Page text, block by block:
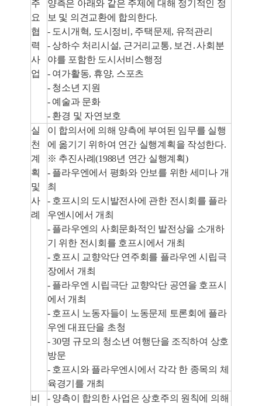
주
요
협
력
사
업
양측은 아래와 같은 주제에 대해 정기적인 정
보 및 의견교환에 합의한다.
- 도시개혁, 도시정비, 주택문제, 유적관리
- 상하수 처리시설, 근거리교통, 보건․사회분
야를 포함한 도시서비스행정
- 여가활동, 휴양, 스포츠
- 청소년 지원
- 예술과 문화
- 환경 및 자연보호
실
천
계
획
및
사
례
이 합의서에 의해 양측에 부여된 임무를 실행
에 옮기기 위하여 연간 실행계획을 작성한다.
※ 추진사례(1988년 연간 실행계획)
- 플라우엔에서 평화와 안보를 위한 세미나 개
최
- 호프시의 도시발전사에 관한 전시회를 플라
우엔시에서 개최
- 플라우엔의 사회문화적인 발전상을 소개하
기 위한 전시회를 호프시에서 개최
- 호프시 교향악단 연주회를 플라우엔 시립극
장에서 개최
- 플라우엔 시립극단 교향악단 공연을 호프시
에서 개최
- 호프시 노동자들이 노동문제 토론회에 플라
우엔 대표단을 초청
- 30명 규모의 청소년 여행단을 조직하여 상호
방문
- 호프시와 플라우엔시에서 각각 한 종목의 체
육경기를 개최
비
- 양측이 합의한 사업은 상호주의 원칙에 의해